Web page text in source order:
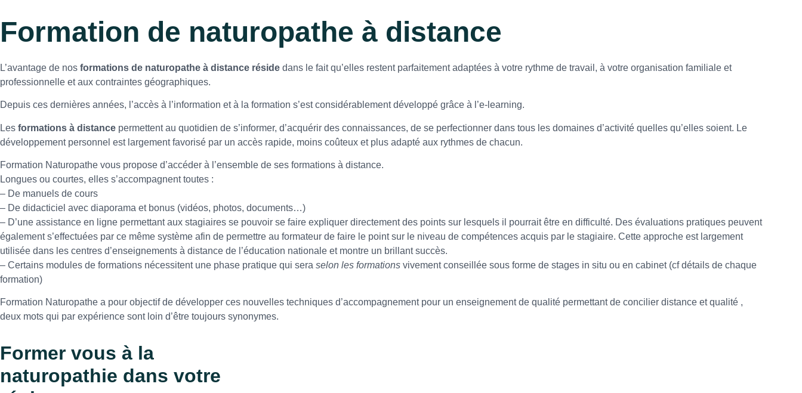
Formation de naturopathe à distance
L’avantage de nos formations de naturopathe à distance réside dans le fait qu’elles restent parfaitement adaptées à votre rythme de travail, à votre organisation familiale et
professionnelle et aux contraintes géographiques.
Depuis ces dernières années, l’accès à l’information et à la formation s’est considérablement développé grâce à l’e-learning.
Les formations à distance permettent au quotidien de s’informer, d’acquérir des connaissances, de se perfectionner dans tous les domaines d’activité quelles qu’elles soient. Le
développement personnel est largement favorisé par un accès rapide, moins coûteux et plus adapté aux rythmes de chacun.
Formation Naturopathe vous propose d’accéder à l’ensemble de ses formations à distance.
Longues ou courtes, elles s’accompagnent toutes :
– De manuels de cours
– De didacticiel avec diaporama et bonus (vidéos, photos, documents…)
– D’une assistance en ligne permettant aux stagiaires se pouvoir se faire expliquer directement des points sur lesquels il pourrait être en difficulté. Des évaluations pratiques peuvent
également s’effectuées par ce même système afin de permettre au formateur de faire le point sur le niveau de compétences acquis par le stagiaire. Cette approche est largement
utilisée dans les centres d’enseignements à distance de l’éducation nationale et montre un brillant succès.
– Certains modules de formations nécessitent une phase pratique qui sera selon les formations vivement conseillée sous forme de stages in situ ou en cabinet (cf détails de chaque
formation)
Formation Naturopathe a pour objectif de développer ces nouvelles techniques d’accompagnement pour un enseignement de qualité permettant de concilier distance et qualité ,
deux mots qui par expérience sont loin d’être toujours synonymes.
Former vous à la
naturopathie dans votre